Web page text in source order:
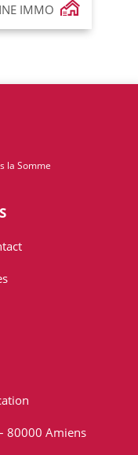
IMMO
la Somme
80000 Amiens